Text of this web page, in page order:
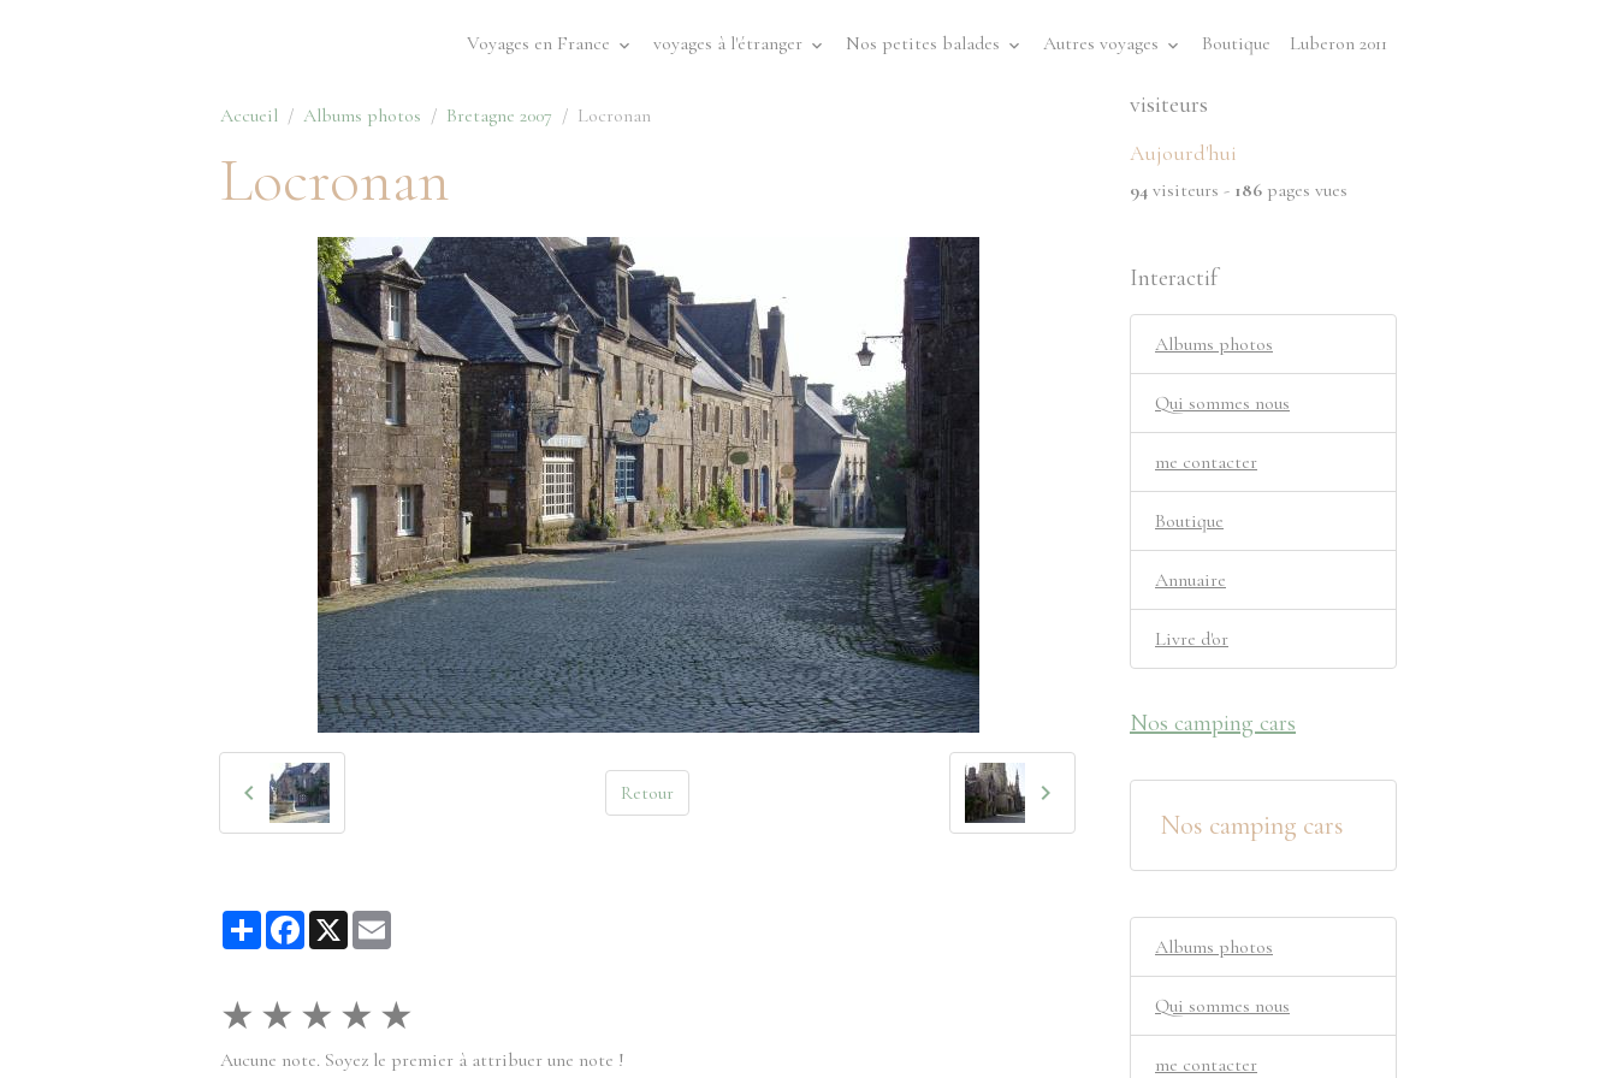
Voyages en France voyages à l'étranger Nos petites balades Autres voyages Boutique Luberon 2011
Accueil Albums photos Bretagne 2007 Locronan
Locronan
Retour
PartagerFacebook
X
★ ★ ★ ★ ★
Aucune note. Soyez le premier à attribuer une note !
visiteurs
Aujourd'hui
94 visiteurs - 186 pages vues
Interactif
Albums photos
Qui sommes nous
me contacter
Boutique
Annuaire
Livre d'or
Nos camping cars
Nos camping cars
Albums photos
Qui sommes nous
me contacter